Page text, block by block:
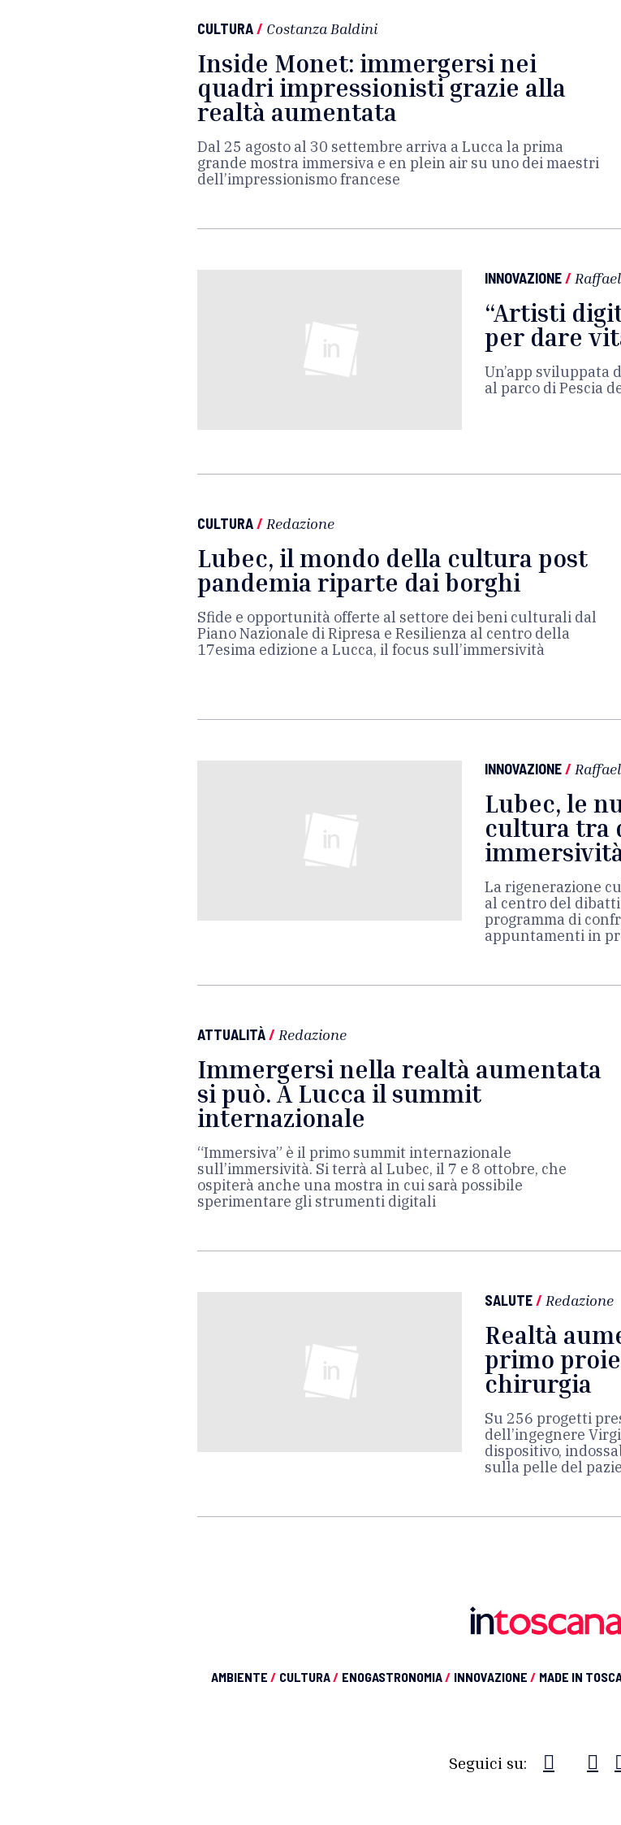
CULTURA/ Costanza Baldini
Inside Monet: immergersi nei
quadri impressionisti grazie alla
realtà aumentata
Dal 25 agosto al 30 settembre arriva a Lucca la prima
grande mostra immersiva e en plein air su uno dei maestri
dell’impressionismo francese
INNOVAZIONE/
“Artisti
per dare
Un’app sviluppata
al parco di Pescia
CULTURA/ Redazione
Lubec, il mondo della cultura post
pandemia riparte dai borghi
Sfide e opportunità offerte al settore dei beni culturali dal
Piano Nazionale di Ripresa e Resilienza al centro della
17esima edizione a Lucca, il focus sull’immersività
INNOVAZIONE/
Lubec, le
cultura tra
La rigenerazione
al centro del
programma di
appuntamenti in
ATTUALITÀ/ Redazione
Immergersi nella realtà aumentata
si può. A Lucca il summit
internazionale
“Immersiva” è il primo summit internazionale
sull’immersività. Si terrà al Lubec, il 7 e 8 ottobre, che
ospiterà anche una mostra in cui sarà possibile
sperimentare gli strumenti digitali
SALUTE/ Redazione
Realtà
primo
chirurgia
Su 256 progetti
dell’ingegnere
dispositivo,
sulla pelle del
AMBIENTE / CULTURA/ ENOGASTRONOMIA/ INNOVAZIONE / MADE IN
Seguici su: